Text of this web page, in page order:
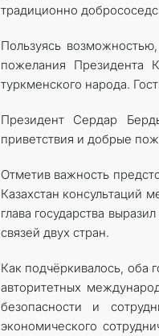
традиционно
Пользуясь
пожелания Президента
туркменского народа.
Президент Сердар
приветствия и добрые
Отметив важность
Казахстан консультаций
глава государства
связей двух стран.
Как подчёркивалось, оба
авторитетных
безопасности и
экономического